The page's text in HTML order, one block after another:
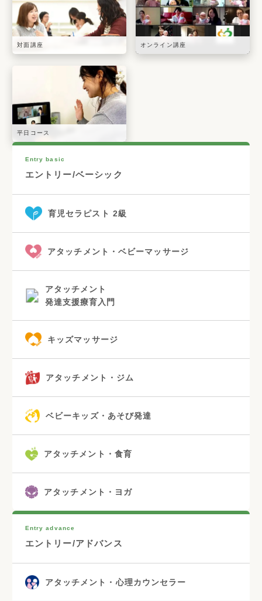
対面講座 オンライン講座
平日コース
Entry basic
エントリー/ベーシック
育児セラピスト 2級
アタッチメント・ベビーマッサージ
アタッチメント
発達支援療育入門
キッズマッサージ
アタッチメント・ジム
ベビーキッズ・あそび発達
アタッチメント・食育
アタッチメント・ヨガ
Entry advance
エントリー/アドバンス
アタッチメント・心理カウンセラー